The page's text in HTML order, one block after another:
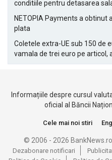
conditiile pentru detasarea
NETOPIA Payments a obtinut
plata
Coletele extra-UE sub 150 de
vamala de trei euro pe articol,
Informațiile despre cursul
oficial al Băncii
Cele mai noi stiri
© 2006 - 2026 BankNews.ro
Dezabonare notificari